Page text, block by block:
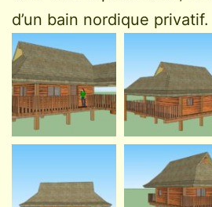
d’un bain nordique privatif.